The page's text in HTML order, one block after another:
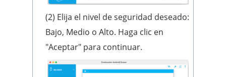
(2) Elija el nivel de seguridad deseado:
Bajo, Medio o Alto. Haga clic en
"Aceptar" para continuar.